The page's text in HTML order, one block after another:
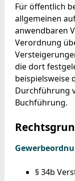
Für öffentlich
allgemeinen
anwendbaren
Verordnung
die dort
beispielsweise
Durchführung
Buchführung.
§ 34b